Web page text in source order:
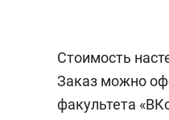
Стоимость
Заказ можно
факультета